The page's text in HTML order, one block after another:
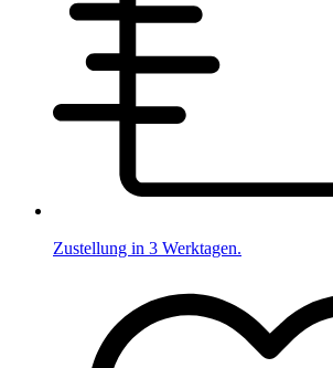
Zustellung in 3 Werktagen.